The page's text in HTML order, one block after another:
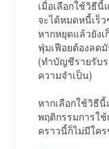
เมื่อเลือกใช้วิธี
จะได้หมดหนี้เร็ว
หากหยุดแล้วยัง
ฟุ่มเฟือยต้องลด
(ทำบัญชีรายรับร
ความจำเป็น)
หากเลือกใช้วิธี
พฤติกรรมการใช้
คราวนี้ก็ไม่มีใค